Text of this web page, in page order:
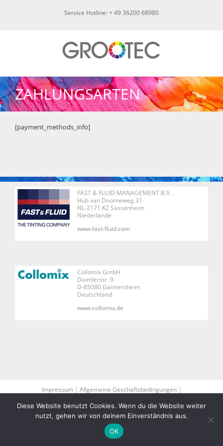
Service Hotline: + 49 36200 68980
ZAHLUNGSARTEN
[payment_methods_info]
FAST & FLUID MANAGEMENT B.V.
Hub van Doorneweg 31
NL-2171 KZ Sassenheim
Niederlande
www.fast-fluid.com
Collomix GmbH
Daimlerstr. 9
D-85080 Gaimersheim
Deutschland
www.collomix.de
Impressum | Allgemeine Geschäftsbedingungen|
Martin. Marketing Management
Diese Website benutzt Cookies. Wenn du die Website weiter
nutzt, gehen wir von deinem Einverständnis aus.
OK